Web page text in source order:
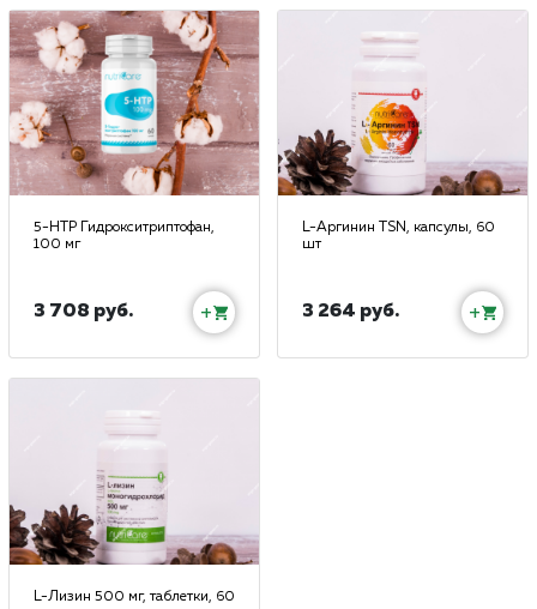
5-HTP Гидрокситриптофан,
100 мг
3 708 руб. +
L-Аргинин TSN, капсулы, 60
шт
3 264 руб. +
L-Лизин 500 мг, таблетки, 60